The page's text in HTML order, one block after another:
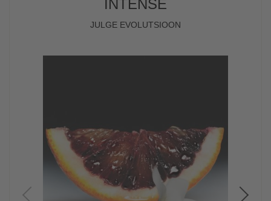
INTENSE
JULGE EVOLUTSIOON